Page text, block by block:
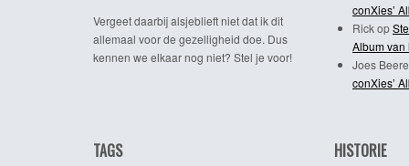
Vergeet daarbij alsjeblieft niet dat ik dit
allemaal voor de gezelligheid doe. Dus
kennen we elkaar nog niet? Stel je voor!
conXies’
Rickop
Album van
Joes
conXies’
TAGS HISTORIE